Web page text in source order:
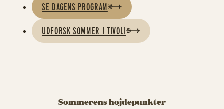
SE DAGENS PROGRAM
UDFORSK SOMMER I TIVOLI
Sommerens højdepunkter